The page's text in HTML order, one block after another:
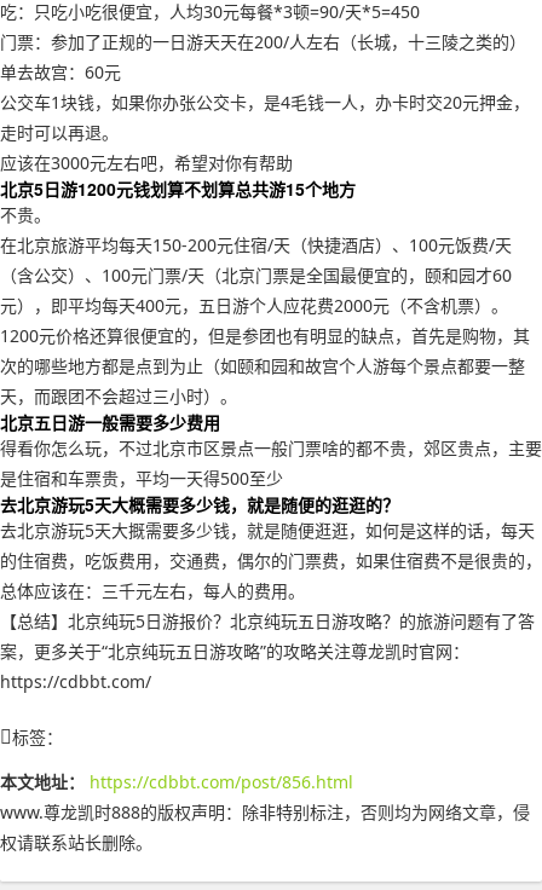
吃：只吃小吃很便宜，人均30元每餐*3顿=90/天*5=450
门票：参加了正规的一日游天天在200/人左右（长城，十三陵之类的）
单去故宫：60元
公交车1块钱，如果你办张公交卡，是4毛钱一人，办卡时交20元押金，
走时可以再退。
应该在3000元左右吧，希望对你有帮助
北京5日游1200元钱划算不划算总共游15个地方
不贵。
在北京旅游平均每天150-200元住宿/天（快捷酒店）、100元饭费/天
（含公交）、100元门票/天（北京门票是全国最便宜的，颐和园才60
元），即平均每天400元，五日游个人应花费2000元（不含机票）。
1200元价格还算很便宜的，但是参团也有明显的缺点，首先是购物，其
次的哪些地方都是点到为止（如颐和园和故宫个人游每个景点都要一整
天，而跟团不会超过三小时）。
北京五日游一般需要多少费用
得看你怎么玩，不过北京市区景点一般门票啥的都不贵，郊区贵点，主要
是住宿和车票贵，平均一天得500至少
去北京游玩5天大概需要多少钱，就是随便的逛逛的？
去北京游玩5天大摡需要多少钱，就是随便逛逛，如何是这样的话，每天
的住宿费，吃饭费用，交通费，偶尔的门票费，如果住宿费不是很贵的，
总体应该在：三千元左右，每人的费用。
【总结】北京纯玩5日游报价？北京纯玩五日游攻略？的旅游问题有了答
案，更多关于“北京纯玩五日游攻略”的攻略关注尊龙凯时官网：
https://cdbbt.com/
标签：
本文地址：
https://cdbbt.com/post/856.html
www.尊龙凯时888的版权声明： 除非特别标注，否则均为网络文章，侵
权请联系站长删除。